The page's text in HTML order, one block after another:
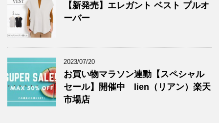
【新発売】エレガント ベスト プルオ
ーバー
2023/07/20
お買い物マラソン連動【スペシャル
セール】開催中 lien（リアン）楽天
市場店